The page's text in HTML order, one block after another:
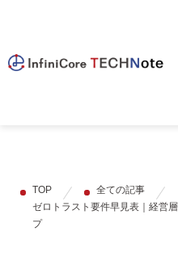
TOP
全ての記事
ゼロトラスト要件早見表｜経営
プ